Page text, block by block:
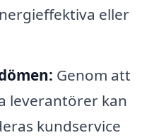
eller
Genom att
leverantörer kan
kundservice